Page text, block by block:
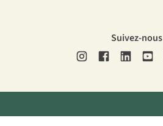
Suivez-nous